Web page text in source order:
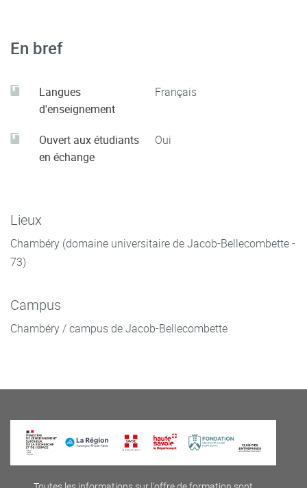
En bref
Langues
d'enseignement
Français
Ouvert aux étudiants
en échange
Oui
Lieux
Chambéry (domaine universitaire de Jacob-Bellecombette -
73)
Campus
Chambéry / campus de Jacob-Bellecombette